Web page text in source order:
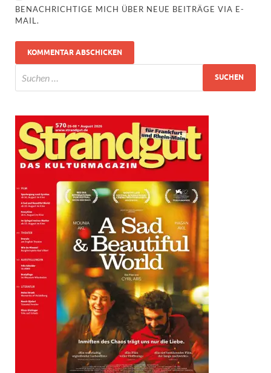
BENACHRICHTIGE MICH ÜBER NEUE BEITRÄGE VIA E-
MAIL.